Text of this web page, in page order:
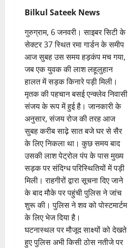
Bilkul Sateek News
गुरुग्राम, 6 जनवरी। साइबर सिटी के
सेक्टर 37 स्थित रमा गार्डन के समीप
आज सुबह उस समय हड़कंप मच गया,
जब एक युवक की लाश लहूलुहान
हालत में सड़क किनारे पड़ी मिली।
मृतक की पहचान बसई एन्क्लेव निवासी
संजय के रूप में हुई है। जानकारी के
अनुसार, संजय रोज की तरह आज
सुबह करीब साढ़े सात बजे घर से सैर
के लिए निकला था। कुछ समय बाद
उसकी लाश पेट्रोल पंप के पास मुख्य
सड़क पर संदिग्ध परिस्थितियों में पड़ी
मिली। राहगीरों द्वारा सूचना दिए जाने
के बाद मौके पर पहुंची पुलिस ने जांच
शुरू की। पुलिस ने शव को पोस्टमार्टम
के लिए भेज दिया है।
घटनास्थल पर मौजूद साक्ष्यों को देखते
हुए पुलिस अभी किसी ठोस नतीजे पर